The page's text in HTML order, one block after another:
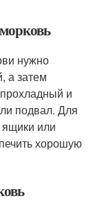
нужно
а затем
и
подвал. Для
или
хорошую